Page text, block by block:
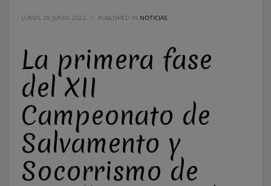
LUNES, 20 JUNIO 2022 / PUBLISHED IN NOTICIAS
La primera fase
del XII
Campeonato de
Salvamento y
Socorrismo de